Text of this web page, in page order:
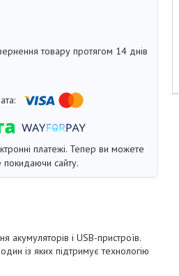
товару протягом 14 днів
платежі. Тепер ви можете
покидаючи сайту.
і USB-пристроїв.
із яких підтримує технологію